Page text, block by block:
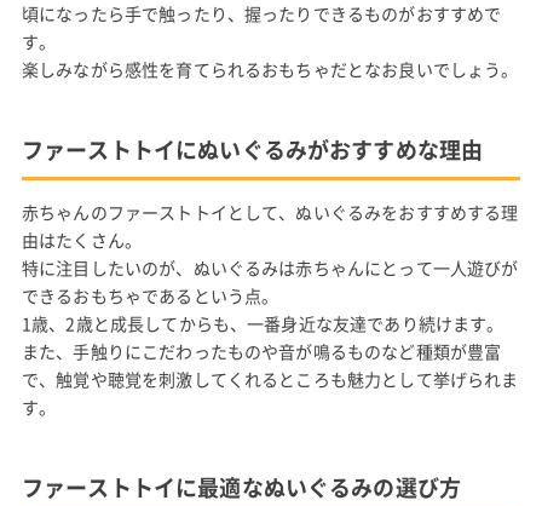
頃になったら手で触ったり、握ったりできるものがおすすめで
す。
楽しみながら感性を育てられるおもちゃだとなお良いでしょう。
ファーストトイにぬいぐるみがおすすめな理由
赤ちゃんのファーストトイとして、ぬいぐるみをおすすめする理
由はたくさん。
特に注目したいのが、ぬいぐるみは赤ちゃんにとって一人遊びが
できるおもちゃであるという点。
1歳、2歳と成長してからも、一番身近な友達であり続けます。
また、手触りにこだわったものや音が鳴るものなど種類が豊富
で、触覚や聴覚を刺激してくれるところも魅力として挙げられま
す。
ファーストトイに最適なぬいぐるみの選び方